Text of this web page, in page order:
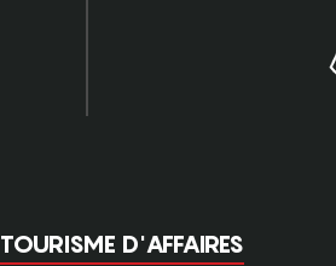
TOURISME D'AFFAIRES